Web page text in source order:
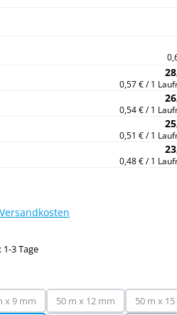
0,57 € / 1
0,54 € / 1
0,51 € / 1
0,48 € / 1
3 Tage
nicht verfügbar.)
x 9 mm
(Diese Option ist zurzeit nicht verfügbar.)
50 m x 12 mm
(Diese Option ist zurzeit
50 m x